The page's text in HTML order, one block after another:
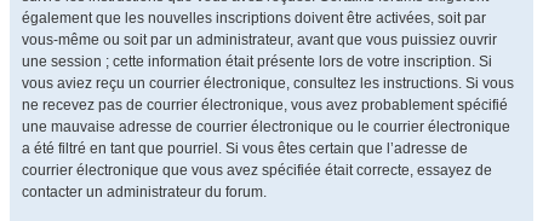
également que les nouvelles inscriptions doivent être activées, soit par
vous-même ou soit par un administrateur, avant que vous puissiez ouvrir
une session ; cette information était présente lors de votre inscription. Si
vous aviez reçu un courrier électronique, consultez les instructions. Si vous
ne recevez pas de courrier électronique, vous avez probablement spécifié
une mauvaise adresse de courrier électronique ou le courrier électronique
a été filtré en tant que pourriel. Si vous êtes certain que l’adresse de
courrier électronique que vous avez spécifiée était correcte, essayez de
contacter un administrateur du forum.